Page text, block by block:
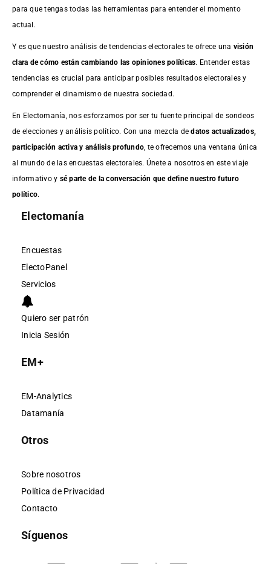
para que tengas todas las herramientas para entender el momento
actual.
Y es que nuestro análisis de tendencias electorales te ofrece una visión
clara de cómo están cambiando las opiniones políticas. Entender estas
tendencias es crucial para anticipar posibles resultados electorales y
comprender el dinamismo de nuestra sociedad.
En Electomanía, nos esforzamos por ser tu fuente principal de sondeos
de elecciones y análisis político. Con una mezcla dedatos actualizados,
participación activa y análisis profundo , te ofrecemos una ventana única
al mundo de las encuestas electorales. Únete a nosotros en este viaje
informativo y sé parte de la conversación que define nuestro futuro
político.
Electomanía
Encuestas
ElectoPanel
Servicios
Quiero ser patrón
Inicia Sesión
EM+
EM-Analytics
Datamanía
Otros
Sobre nosotros
Política de Privacidad
Contacto
Síguenos